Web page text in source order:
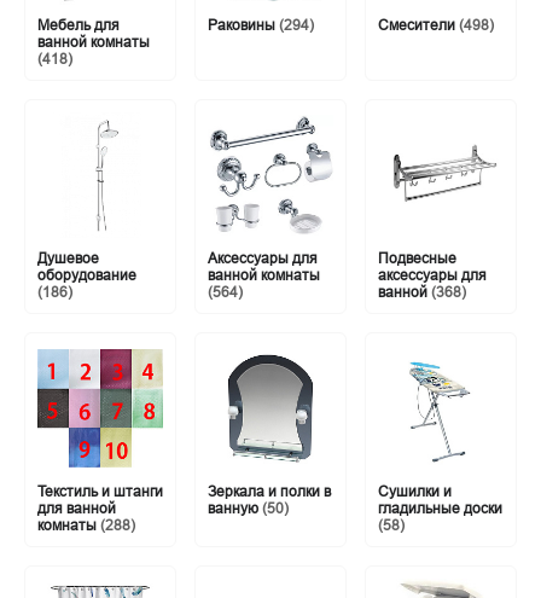
Мебель для
ванной комнаты
(418)
Раковины (294) Смесители (498)
Душевое
оборудование
(186)
Аксессуары для
ванной комнаты
(564)
Подвесные
аксессуары для
ванной (368)
Текстиль и штанги
для ванной
комнаты (288)
Зеркала и полки в
ванную (50)
Сушилки и
гладильные доски
(58)